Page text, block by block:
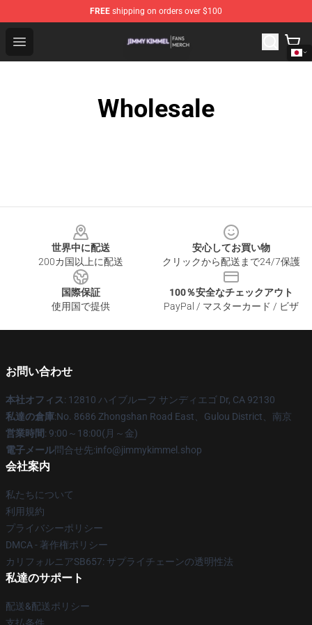
FREE shipping on orders over $100
Open menu
Jimmy Kimmel Shop - Official Jimmy Kimmel
Wholesale
世界中に配送
200カ国以上に配送
安心してお買い物
クリックから配送まで24/7保護
国際保証
使用国で提供
100％安全なチェックアウト
PayPal / マスターカード / ビザ
お問い合わせ
本社オフィス: 12810 ハイブルーフ サンディエゴ Dr, CA 92130
私達の倉庫:No. 8686 Zhongshan Road East、Gulou District、南京
営業時間: 9:00～18:00(月～金)
電子メール問合せ先:info@jimmykimmel.shop
会社案内
私たちについて
利用規約
プライバシーポリシー
DMCA - 著作権ポリシー
カリフォルニアSB657: サプライチェーンの透明性法
私達のサポート
配送&配送ポリシー